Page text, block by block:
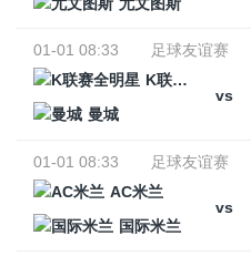
01-01 08:33
足球友谊赛
K联赛全明星
vs
曼城
01-01 08:33
足球友谊赛
AC米兰
vs
国际米兰